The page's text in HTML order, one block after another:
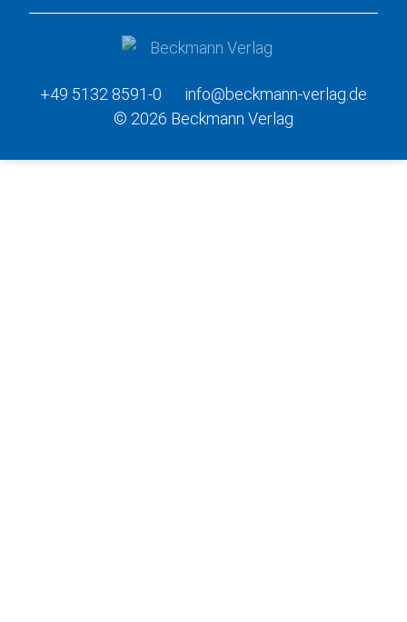
+49 5132 8591-0
info@beckmann-verlag.de
© 2026 Beckmann Verlag